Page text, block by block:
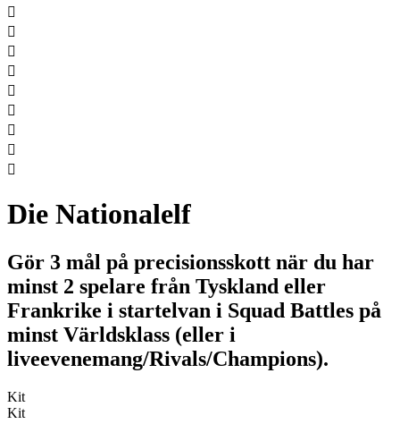









Die Nationalelf
Gör 3 mål på precisionsskott när du har
minst 2 spelare från Tyskland eller
Frankrike i startelvan i Squad Battles på
minst Världsklass (eller i
liveevenemang/Rivals/Champions).
Kit
Kit